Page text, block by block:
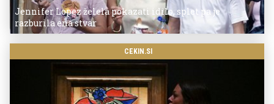
Jennifer Lopez želela pokazati idilo, splet pa je
razburila ena stvar
CEKIN.SI